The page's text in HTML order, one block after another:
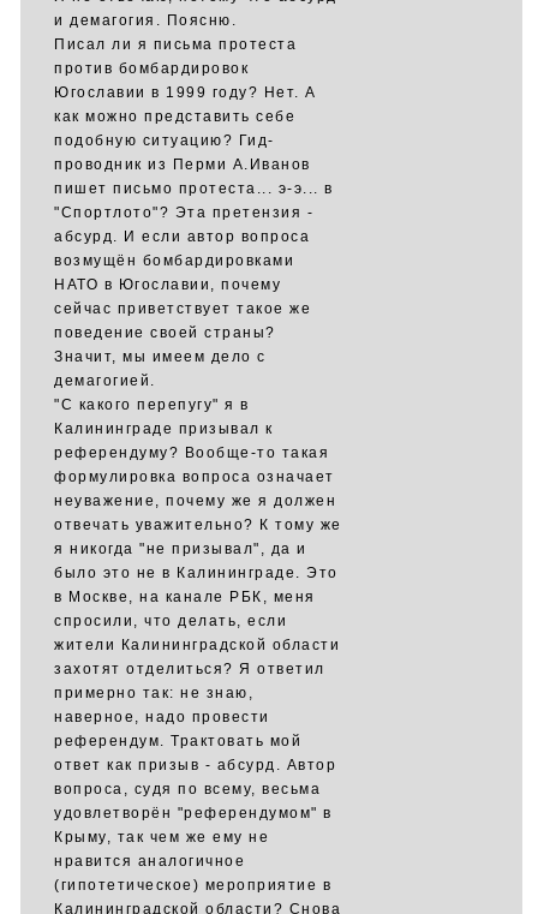
и демагогия. Поясню.
Писал ли я письма протеста
против бомбардировок
Югославии в 1999 году? Нет. А
как можно представить себе
подобную ситуацию? Гид-
проводник из Перми А.Иванов
пишет письмо протеста... э-э... в
"Спортлото"? Эта претензия -
абсурд. И если автор вопроса
возмущён бомбардировками
НАТО в Югославии, почему
сейчас приветствует такое же
поведение своей страны?
Значит, мы имеем дело с
демагогией.
"С какого перепугу" я в
Калининграде призывал к
референдуму? Вообще-то такая
формулировка вопроса означает
неуважение, почему же я должен
отвечать уважительно? К тому же
я никогда "не призывал", да и
было это не в Калининграде. Это
в Москве, на канале РБК, меня
спросили, что делать, если
жители Калининградской области
захотят отделиться? Я ответил
примерно так: не знаю,
наверное, надо провести
референдум. Трактовать мой
ответ как призыв - абсурд. Автор
вопроса, судя по всему, весьма
удовлетворён "референдумом" в
Крыму, так чем же ему не
нравится аналогичное
(гипотетическое) мероприятие в
Калининградской области? Снова